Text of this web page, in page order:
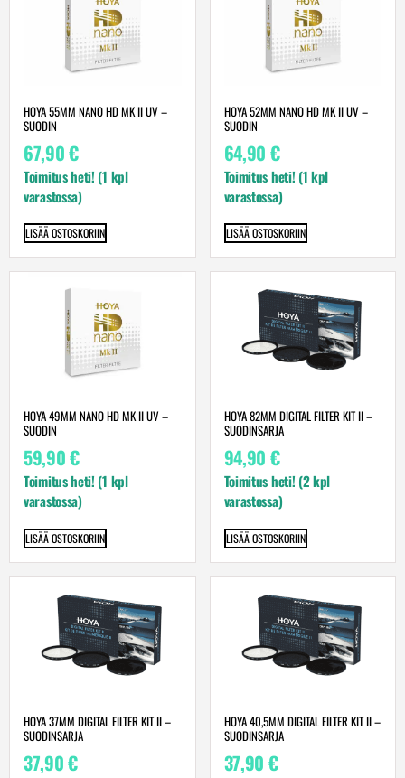
HOYA 55MM NANO HD MK II UV –
SUODIN
67,90€
Toimitus heti! (1 kpl
varastossa)
LISÄÄ OSTOSKORIIN
HOYA 52MM NANO HD MK II UV –
SUODIN
64,90 €
Toimitus heti! (1 kpl
varastossa)
LISÄÄ OSTOSKORIIN
HOYA 49MM NANO HD MK II UV –
SUODIN
59,90€
Toimitus heti! (1 kpl
varastossa)
LISÄÄ OSTOSKORIIN
HOYA 82MM DIGITAL FILTER KIT II –
SUODINSARJA
94,90 €
Toimitus heti! (2 kpl
varastossa)
LISÄÄ OSTOSKORIIN
HOYA 37MM DIGITAL FILTER KIT II –
SUODINSARJA
37,90€
HOYA 40,5MM DIGITAL FILTER KIT II –
SUODINSARJA
37,90 €